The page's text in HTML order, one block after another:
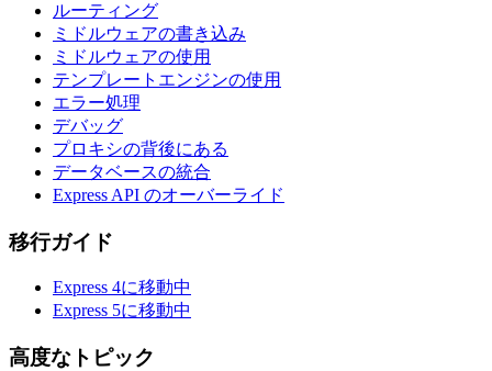
ルーティング
ミドルウェアの書き込み
ミドルウェアの使用
テンプレートエンジンの使用
エラー処理
デバッグ
プロキシの背後にある
データベースの統合
Express API のオーバーライド
移行ガイド
Express 4に移動中
Express 5に移動中
高度なトピック